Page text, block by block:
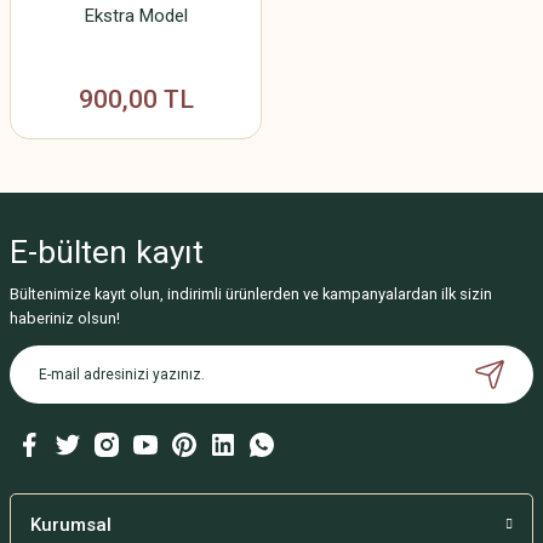
Ekstra Model
900,00 TL
E-bülten kayıt
Bültenimize kayıt olun, indirimli ürünlerden ve kampanyalardan ilk sizin
haberiniz olsun!
Kurumsal